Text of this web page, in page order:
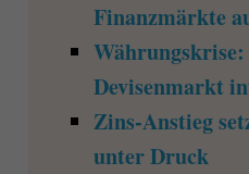
Finanzmärkte
Devisenmarkt
Zins-Anstieg
unter Druck